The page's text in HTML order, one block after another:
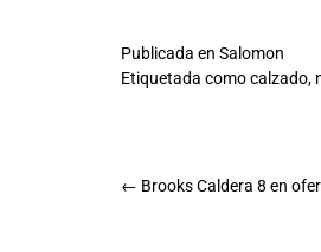
Publicada en Salomon
Etiquetada comocalzado,
← Brooks Caldera 8 en